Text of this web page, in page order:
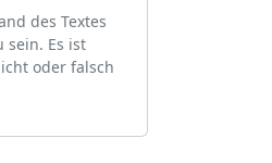
des Textes
sein. Es ist
oder falsch